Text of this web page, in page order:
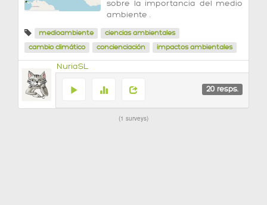
sobre la importancia del medio
ambiente .
medioambiente
ciencias ambientales
cambio climático
concienciación impactos ambientales
NuriaSL
20 resps.
1 surveys